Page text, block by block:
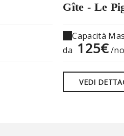
Gîte - Le
Capacità
da 125€/
VEDI